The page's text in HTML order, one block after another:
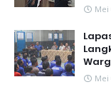
Mei
Mei